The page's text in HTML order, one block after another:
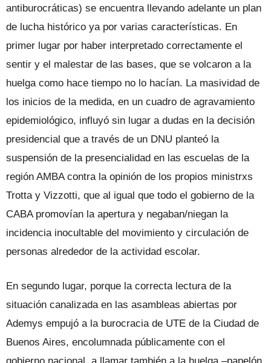
antiburocráticas) se encuentra llevando adelante un plan
de lucha histórico ya por varias características. En
primer lugar por haber interpretado correctamente el
sentir y el malestar de las bases, que se volcaron a la
huelga como hace tiempo no lo hacían. La masividad de
los inicios de la medida, en un cuadro de agravamiento
epidemiológico, influyó sin lugar a dudas en la decisión
presidencial que a través de un DNU planteó la
suspensión de la presencialidad en las escuelas de la
región AMBA contra la opinión de los propios ministrxs
Trotta y Vizzotti, que al igual que todo el gobierno de la
CABA promovían la apertura y negaban/niegan la
incidencia inocultable del movimiento y circulación de
personas alrededor de la actividad escolar.
En segundo lugar, porque la correcta lectura de la
situación canalizada en las asambleas abiertas por
Ademys empujó a la burocracia de UTE de la Ciudad de
Buenos Aires, encolumnada públicamente con el